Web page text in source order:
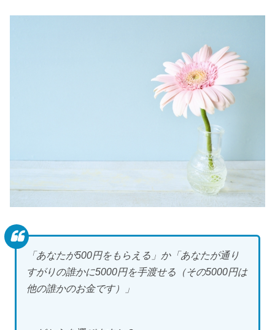
「あなたが500円をもらえる」か「あなたが通り
すがりの誰かに5000円を手渡せる（その5000円は
他の誰かのお金です）」